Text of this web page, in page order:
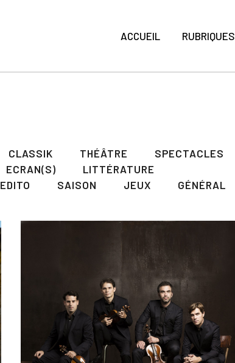
ACCUEIL RUBRIQUES
CLASSIK THÉÂTRE
SPECTACLES
ECRAN(S)
LITTÉRATURE
EDITO SAISON JEUX GÉNÉRAL